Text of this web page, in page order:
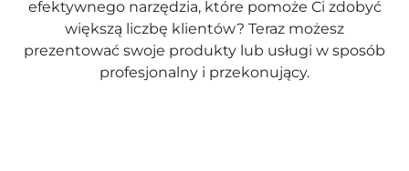
efektywnego narzędzia, które pomoże Ci zdobyć
większą liczbę klientów? Teraz możesz
prezentować swoje produkty lub usługi w sposób
profesjonalny i przekonujący.